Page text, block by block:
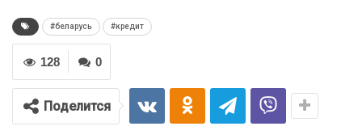
#беларусь #кредит
0
128
Поделится